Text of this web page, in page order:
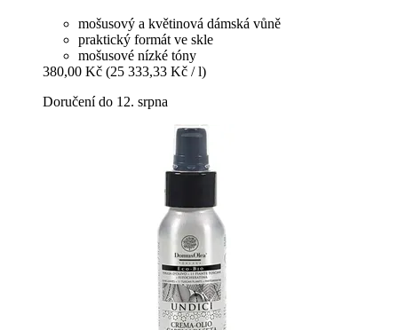
mošusový a květinová dámská vůně
praktický formát ve skle
mošusové nízké tóny
380,00 Kč (25 333,33 Kč / l)
Doručení do 12. srpna